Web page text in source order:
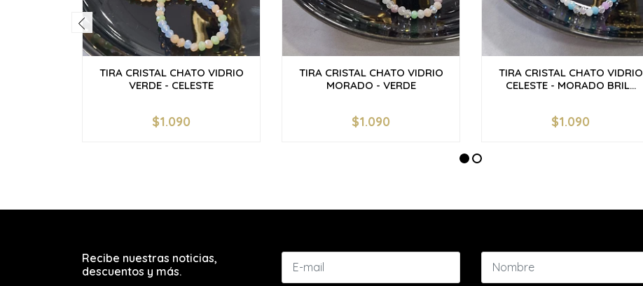
TIRA CRISTAL CHATO VIDRIO
VERDE - CELESTE
+
$1.090
TIRA CRISTAL CHATO VIDRIO
MORADO - VERDE
+
$1.090
TIRA CRISTAL CHATO VIDRIO
CELESTE - MORADO BRIL...
+
$1.090
Recibe nuestras noticias,
descuentos y más.